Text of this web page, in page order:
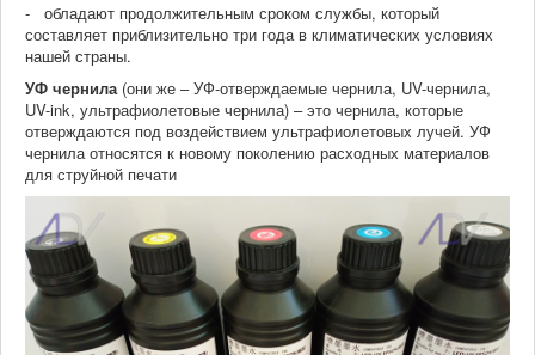
- обладают продолжительным сроком службы, который
составляет приблизительно три года в климатических условиях
нашей страны.
УФ чернила(они же – УФ-отверждаемые чернила, UV-чернила,
UV-ink, ультрафиолетовые чернила) – это чернила, которые
отверждаются под воздействием ультрафиолетовых лучей. УФ
чернила относятся к новому поколению расходных материалов
для струйной печати